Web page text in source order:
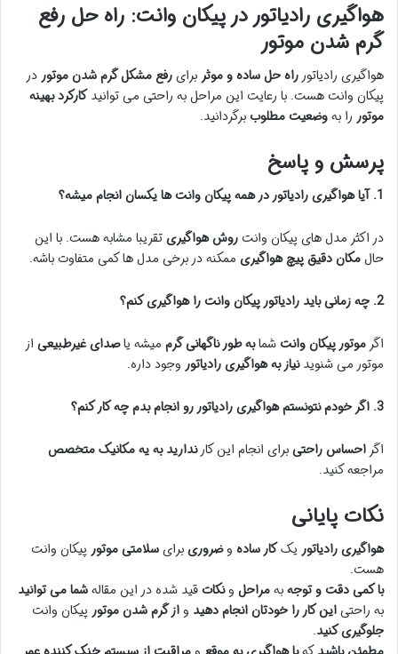
هواگیری رادیاتور در پیکان وانت: راه حل رفع
گرم شدن موتور
هواگیری رادیاتورراه حل ساده و موثر برایرفع مشکل گرم شدن موتوردر
پیکان وانت هست. با رعایت این مراحل به راحتی می توانیدکارکرد بهینه
موتور را بهوضعیت مطلوببرگردانید.
پرسش و پاسخ
1. آیا هواگیری رادیاتور در همه پیکان وانت ها یکسان انجام میشه؟
در اکثر مدل های پیکان وانتروش هواگیریتقریبا مشابه هست. با این
حالمکان دقیق پیچ هواگیری ممکنه در برخی مدل ها کمی متفاوت باشه.
2. چه زمانی باید رادیاتور پیکان وانت را هواگیری کنم؟
اگرموتور پیکان وانتشمابه طور ناگهانی گرم میشه یاصدای غیرطبیعی از
موتور می شنویدنیاز به هواگیری رادیاتور وجود داره.
3. اگر خودم نتونستم هواگیری رادیاتور رو انجام بدم چه کار کنم؟
اگراحساس راحتیبرای انجام این کارندارید به یه مکانیک متخصص
مراجعه کنید.
نکات پایانی
هواگیری رادیاتوریککار ساده وضروریبرایسلامتی موتورپیکان وانت
هست.
با کمی دقت و توجهبهمراحل ونکاتقید شده در این مقالهشما می توانید
به راحتیاین کار را خودتان انجام دهید واز گرم شدن موتورپیکان وانت
جلوگیری کنید.